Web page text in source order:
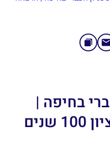
בחיפה |
הרצאה מיוחדת לציון 100 שנים